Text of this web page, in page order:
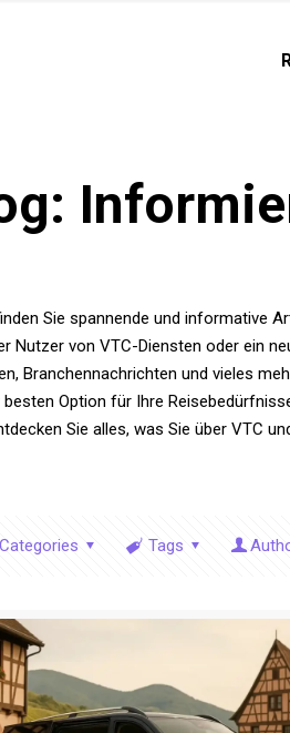
Sie spannende und informative
Nutzer von VTC-Diensten oder ein
Branchennachrichten und vieles
Option für Ihre
Sie alles, was Sie über VTC
Categories Tags